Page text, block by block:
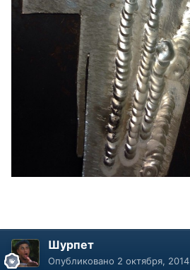
Шурпет
Опубликовано 2 октября, 2014